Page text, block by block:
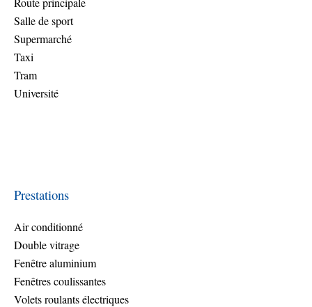
Salle de sport
Supermarché
Taxi
Tram
Université
Prestations
Air conditionné
Double vitrage
Fenêtre aluminium
Fenêtres coulissantes
Volets roulants électriques